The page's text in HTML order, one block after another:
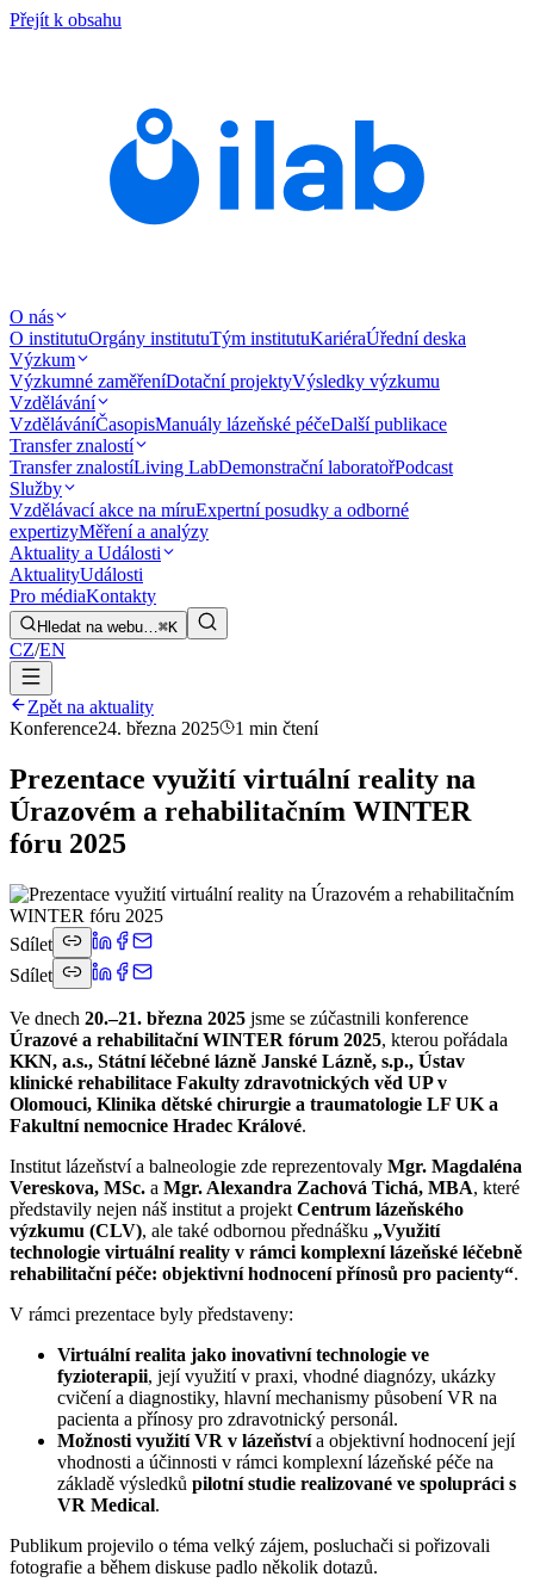
Přejít k obsahu
O nás
O institutuOrgány institutuTým institutuKariéraÚřední deska
Výzkum
Výzkumné zaměřeníDotační projektyVýsledky výzkumu
Vzdělávání
VzděláváníČasopisManuály lázeňské péčeDalší publikace
Transfer znalostí
Transfer znalostíLiving LabDemonstrační laboratořPodcast
Služby
Vzdělávací akce na míruExpertní posudky a odborné
expertizyMěření a analýzy
Aktuality a Události
AktualityUdálosti
Pro médiaKontakty
Hledat na webu…⌘K
CZ/EN
Zpět na aktuality
Konference24. března 2025 1 min čtení
Prezentace využití virtuální reality na
Úrazovém a rehabilitačním WINTER
fóru 2025
Sdílet
Sdílet
Ve dnech 20.–21. března 2025 jsme se zúčastnili konference
Úrazové a rehabilitační WINTER fórum 2025, kterou pořádala
KKN, a.s., Státní léčebné lázně Janské Lázně, s.p., Ústav
klinické rehabilitace Fakulty zdravotnických věd UP v
Olomouci, Klinika dětské chirurgie a traumatologie LF UK a
Fakultní nemocnice Hradec Králové.
Institut lázeňství a balneologie zde reprezentovaly Mgr. Magdaléna
Vereskova, MSc. a Mgr. Alexandra Zachová Tichá, MBA, které
představily nejen náš institut a projekt Centrum lázeňského
výzkumu (CLV), ale také odbornou přednášku „Využití
technologie virtuální reality v rámci komplexní lázeňské léčebně
rehabilitační péče: objektivní hodnocení přínosů pro pacienty“.
V rámci prezentace byly představeny:
Virtuální realita jako inovativní technologie ve
fyzioterapii, její využití v praxi, vhodné diagnózy, ukázky
cvičení a diagnostiky, hlavní mechanismy působení VR na
pacienta a přínosy pro zdravotnický personál.
Možnosti využití VR v lázeňstvía objektivní hodnocení její
vhodnosti a účinnosti v rámci komplexní lázeňské péče na
základě výsledků pilotní studie realizované ve spolupráci s
VR Medical.
Publikum projevilo o téma velký zájem, posluchači si pořizovali
fotografie a během diskuse padlo několik dotazů.